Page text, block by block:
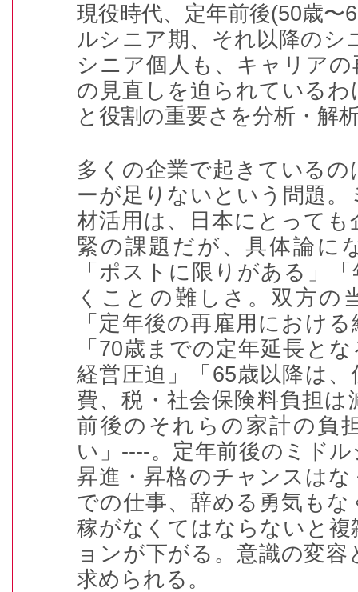
現役時代、定年前後(50歳〜
ルシニア期、それ以降のシ
シニア個人も、キャリア
の見直しを迫られている
と役割の重要さを分析・解
多くの企業で起きている
ーが足りないという問題
材活用は、日本にとって
緊の課題だが、具体論に
「ポストに限りがある」
くことの難しさ。双方の
「定年後の再雇用におけ
「 70歳までの定年延長と
経営圧迫」「 65歳以降は
費、税・社会保険料負担は
前後のそれらの家計の負
い」 ----。定年前後のミド
昇進・昇格のチャンスは
での仕事、辞める勇気も
稼がなくてはならないと
ョンが下がる。意識の変
求められる。